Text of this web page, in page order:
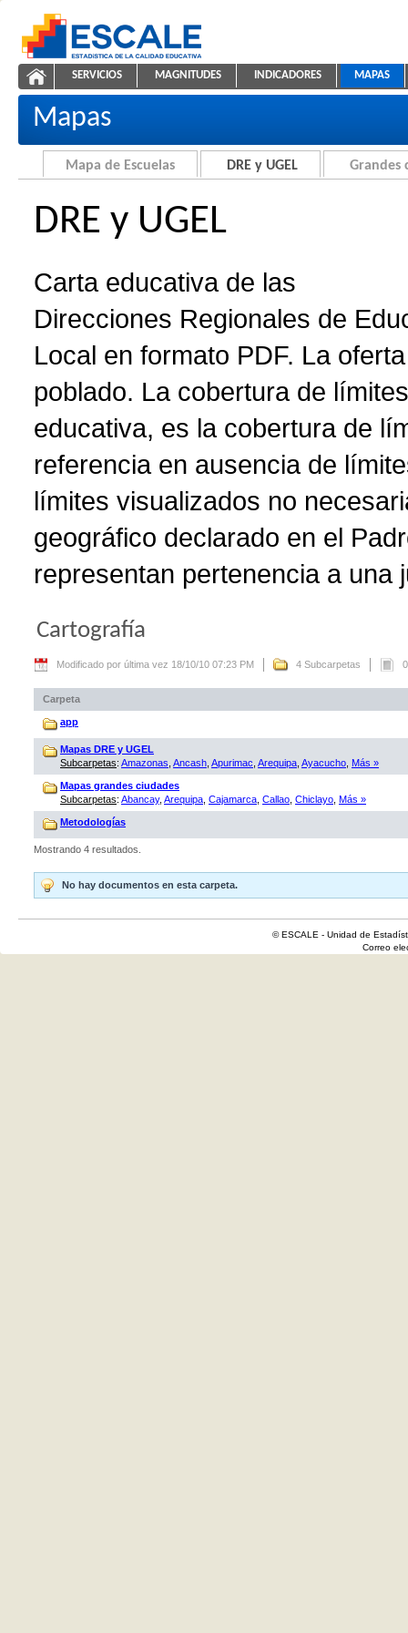
ESCALE - Unidad de Estadística Educativa
Carta educativa de DRE y UGEL
NAVEGACIÓN
SERVICIOS MAGNITUDES INDICADORES MAPAS
Mapas
Mapa de Escuelas DRE y UGEL Grandes
DRE y UGEL
Carta educativa de las
Direcciones Regionales de
Local en formato PDF. La
poblado. La cobertura de
educativa, es la cobertura de
referencia en ausencia de
límites visualizados no
geográfico declarado en el
representan pertenencia a una
Cartografía
Modificado por última vez 18/10/10 07:23 PM 4 Subcarpetas
Carpeta
app
Mapas DRE y UGEL
Subcarpetas: Amazonas Ancash Apurimac Arequipa Ayacucho Más »
Mapas grandes ciudades
Subcarpetas: Abancay, Arequipa Cajamarca Callao Chiclayo Más »
Metodologías
Mostrando 4 resultados.
No hay documentos en esta carpeta.
© ESCALE - Unidad de
Correo